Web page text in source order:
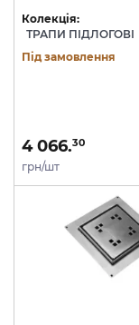
Колекція:
ТРАПИ ПІДЛОГОВІ
Під замовлення
4 066.30
грн/шт